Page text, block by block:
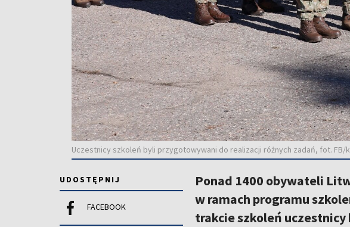
Uczestnicy szkoleń byli przygotowywani do realizacji różnych zadań, fot. FB/
UDOSTĘPNIJ
FACEBOOK
Ponad 1400 obywateli
w ramach programu
trakcie szkoleń